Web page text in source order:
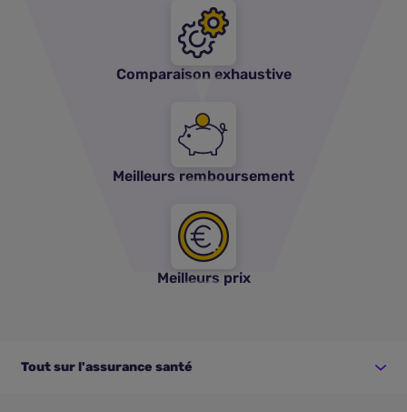
Comparaison exhaustive
Meilleurs remboursement
Meilleurs prix
Tout sur l'assurance santé